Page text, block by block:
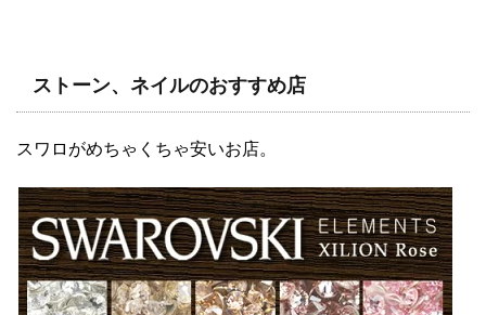
ストーン、ネイルのおすすめ店
スワロがめちゃくちゃ安いお店。